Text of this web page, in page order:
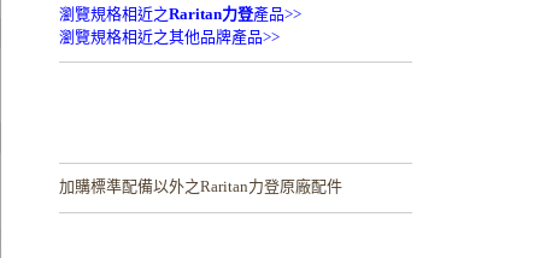
瀏覽規格相近之Raritan力登產品>>
瀏覽規格相近之其他品牌產品>>
加購標準配備以外之Raritan力登原廠配件